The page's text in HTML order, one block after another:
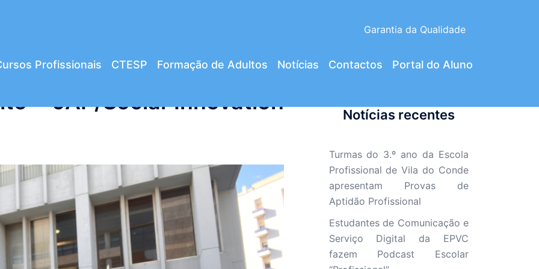
Garantia da Qualidade
Profissionais CTESP Formação de Adultos Notícias Contactos Portal do Aluno
– JAP/Social Innovation
Notícias recentes
Turmas do 3.º ano da Escola
Profissional de Vila do Conde
apresentam Provas de
Aptidão Profissional
Estudantes de Comunicação e
Serviço Digital da EPVC
fazem Podcast Escolar